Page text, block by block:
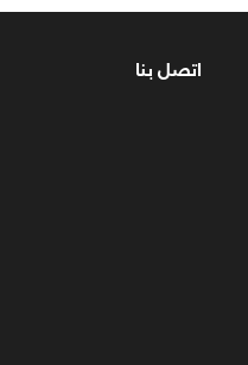
اتصل بنا